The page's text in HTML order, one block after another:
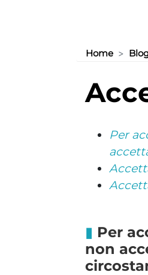
Home
Per
Per
non